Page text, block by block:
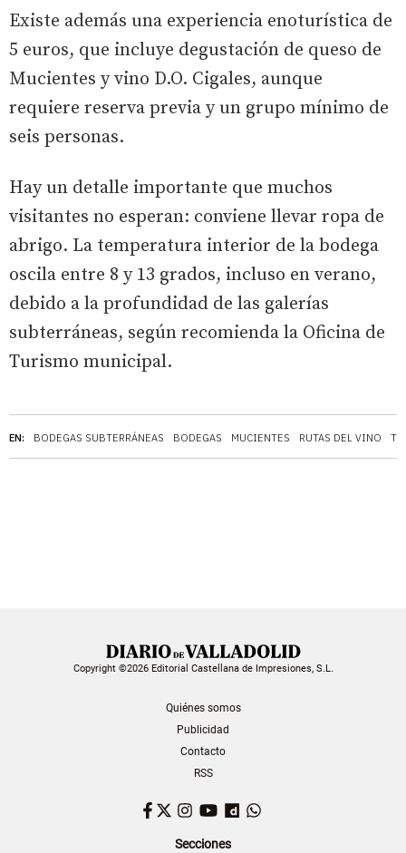
EN: BODEGAS SUBTERRÁNEAS BODEGAS MUCIENTES RUTAS DEL VINO
Existe además una experiencia enoturística de
5 euros, que incluye degustación de queso de
Mucientes y vino D.O. Cigales, aunque
requiere reserva previa y un grupo mínimo de
seis personas.
Hay un detalle importante que muchos
visitantes no esperan: conviene llevar ropa de
abrigo. La temperatura interior de la bodega
oscila entre 8 y 13 grados, incluso en verano,
debido a la profundidad de las galerías
subterráneas, según recomienda la Oficina de
Turismo municipal.
Copyright ©2026 Editorial Castellana de Impresiones, S.L.
Quiénes somos
Publicidad
Contacto
RSS
Facebook
TwitterInstagram
YouTubeDailymotion
Secciones